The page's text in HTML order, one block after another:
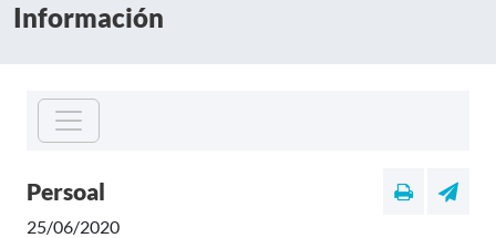
Información
Persoal
25/06/2020